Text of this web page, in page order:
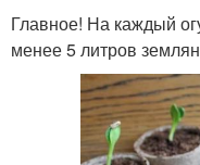
Главное! На каждый
менее 5 литров